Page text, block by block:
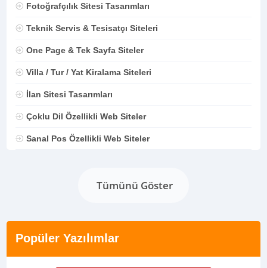
Fotoğrafçılık Sitesi Tasarımları
Teknik Servis & Tesisatçı Siteleri
One Page & Tek Sayfa Siteler
Villa / Tur / Yat Kiralama Siteleri
İlan Sitesi Tasarımları
Çoklu Dil Özellikli Web Siteler
Sanal Pos Özellikli Web Siteler
Tümünü Göster
Popüler Yazılımlar